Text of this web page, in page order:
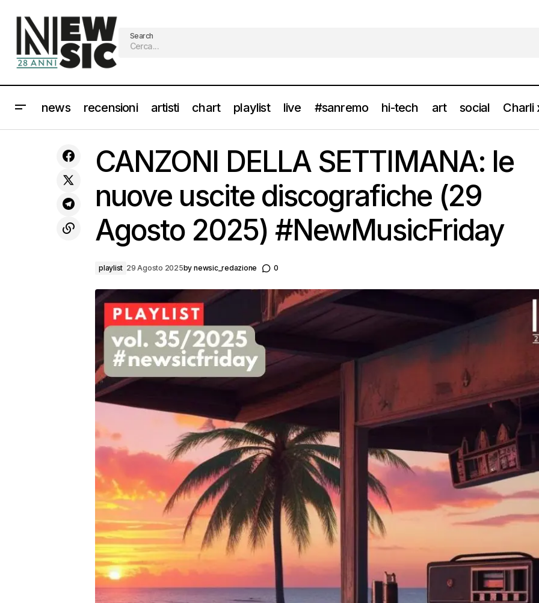
Search
news recensioni artisti chart playlist live #sanremo hi-tech art social Charli
Parte 2" [Traccia per traccia]
#NewMusicFriday
CANZONI DELLA SETTIMANA: le
nuove uscite discografiche (29
Agosto 2025) #NewMusicFriday
playlist 29 Agosto 2025by newsic_redazione 0